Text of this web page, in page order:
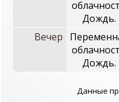
Дождь.
Вечер
Дождь.
Данные